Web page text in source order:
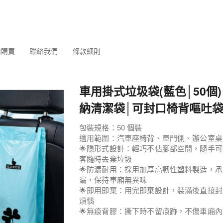
買 聯絡我們 條款細則
車用掛式垃圾袋(藍色│50個
納清潔袋│可封口椅背嘔吐袋
包裝規格：50 個裝
適用範圍：汽車座椅背、車門側、辦公室
🌟隱形式設計：輕巧不佔腳部空間，隨手
客隨時丟棄垃圾
🌟防漏耐用：採用加厚高韌性塑料製造，
漏，保持車廂無異味
🌟即用即棄：用完即棄設計，裝滿後直接
煩惱
🌟無痕背膠：撕下時不留痕跡，不傷車廂